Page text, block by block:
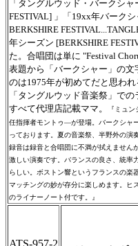
「タングルウッド・バークシ
FESTIVAL] 」「19xx年バーク
BERKSHIRE
年シーズン [BERKSHIRE
た。合唱団は単に "Festival
表題から「バークシャー」の
のは1975年が初めてだと思わ
「タングルウッド音楽祭」で
すべて代理店記載ママ。
『ミュ
任指揮者モントゥ―が登場。バークシャ
っております。夏の音楽祭、半野外の演
録音は録音と合唱団に不満が拭えません
激しい演奏です。バランスの良さ、統率
らしい。ボストン響というフランスの楽
マッチングの妙が存分に楽しめます。ヒ
のライナーノート付です。』
ATS-957-2